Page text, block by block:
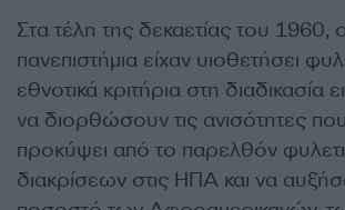
Στα τέλη της δεκαετίας του 1960,
πανεπιστήμια είχαν υιοθετήσει
εθνοτικά κριτήρια στη διαδικασία
να διορθώσουν τις ανισότητες
προκύψει από το παρελθόν
διακρίσεων στις ΗΠΑ και να